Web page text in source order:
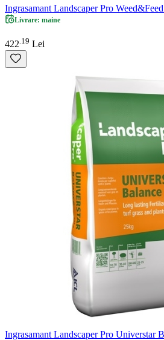
Ingrasamant Landscaper Pro
Livrare: maine
422 19 Lei
Ingrasamant Landscaper Pro Universtar